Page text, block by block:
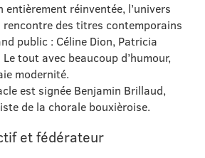
réinventée, l’univers
rencontre des titres contemporains
public : Céline Dion, Patricia
tout avec beaucoup d’humour,
modernité.
est signée Benjamin Brillaud,
de la chorale bouxièroise.
et fédérateur